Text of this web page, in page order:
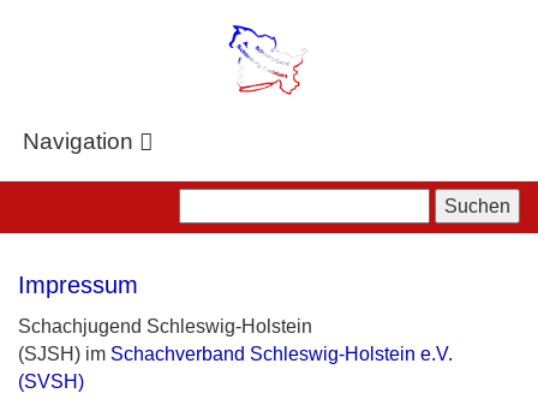
Navigation
Impressum
Schachjugend Schleswig-Holstein
(SJSH) im Schachverband Schleswig-Holstein e.V.
(SVSH)